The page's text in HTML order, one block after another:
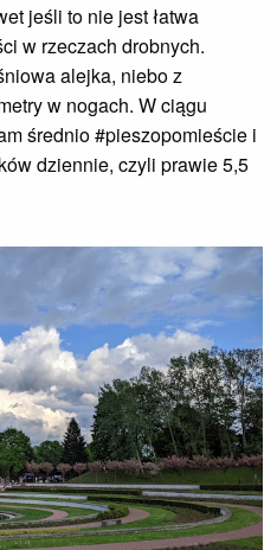
jeśli to nie jest łatwa
w rzeczach drobnych.
alejka, niebo z
w nogach. W ciągu
średnio #pieszopomieście i
dziennie, czyli prawie 5,5